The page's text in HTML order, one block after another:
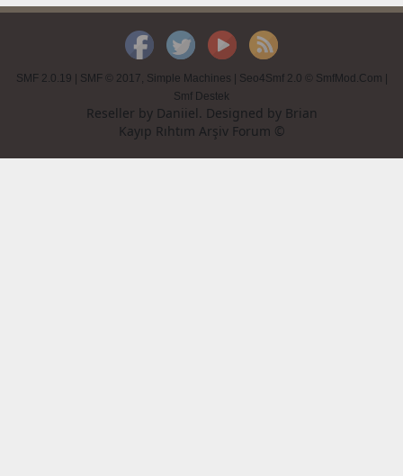
SMF 2.0.19 | SMF © 2017 Simple Machines | Seo4Smf 2.0 © SmfMod.Com |
Smf Destek
Reseller by Daniiel. Designed by Brian
Kayıp Rıhtım Arşiv Forum ©